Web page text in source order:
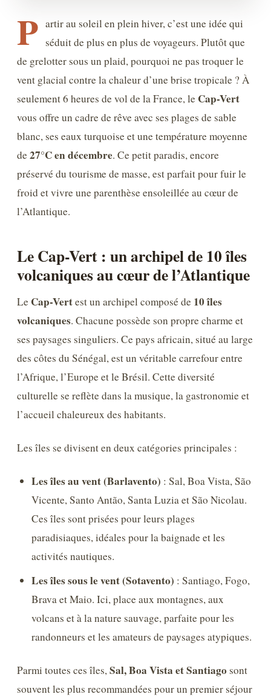
P artir au soleil en plein hiver, c’est une idée qui
séduit de plus en plus de voyageurs. Plutôt que
de grelotter sous un plaid, pourquoi ne pas troquer le
vent glacial contre la chaleur d’une brise tropicale ? À
seulement 6 heures de vol de la France, le Cap-Vert
vous offre un cadre de rêve avec ses plages de sable
blanc, ses eaux turquoise et une température moyenne
de 27°C en décembre. Ce petit paradis, encore
préservé du tourisme de masse, est parfait pour fuir le
froid et vivre une parenthèse ensoleillée au cœur de
l’Atlantique.
Le Cap-Vert : un archipel de 10 îles
volcaniques au cœur de l’Atlantique
Le Cap-Vertest un archipel composé de 10 îles
volcaniques. Chacune possède son propre charme et
ses paysages singuliers. Ce pays africain, situé au large
des côtes du Sénégal, est un véritable carrefour entre
l’Afrique, l’Europe et le Brésil. Cette diversité
culturelle se reflète dans la musique, la gastronomie et
l’accueil chaleureux des habitants.
Les îles se divisent en deux catégories principales :
Les îles au vent (Barlavento) : Sal, Boa Vista, São
Vicente, Santo Antão, Santa Luzia et São Nicolau.
Ces îles sont prisées pour leurs plages
paradisiaques, idéales pour la baignade et les
activités nautiques.
Les îles sous le vent (Sotavento) : Santiago, Fogo,
Brava et Maio. Ici, place aux montagnes, aux
volcans et à la nature sauvage, parfaite pour les
randonneurs et les amateurs de paysages atypiques.
Parmi toutes ces îles,Sal, Boa Vista et Santiago sont
souvent les plus recommandées pour un premier séjour